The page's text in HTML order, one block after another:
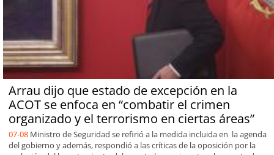
Arrau dijo que estado de excepción en la
ACOT se enfoca en “combatir el crimen
organizado y el terrorismo en ciertas áreas”
07-08 Ministro de Seguridad se refirió a la medida incluida en la agenda
del gobierno y además, respondió a las críticas de la oposición por la